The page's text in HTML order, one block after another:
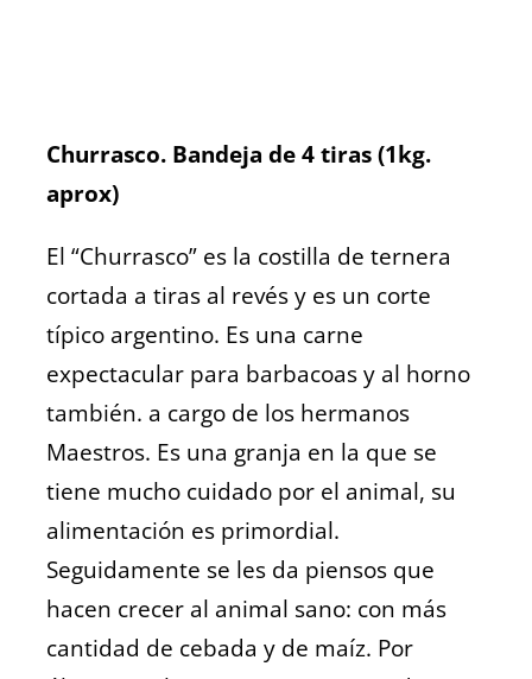
Churrasco. Bandeja de 4 tiras (1kg.
aprox)
El “Churrasco” es la costilla de ternera
cortada a tiras al revés y es un corte
típico argentino. Es una carne
expectacular para barbacoas y al horno
también. a cargo de los hermanos
Maestros. Es una granja en la que se
tiene mucho cuidado por el animal, su
alimentación es primordial.
Seguidamente se les da piensos que
hacen crecer al animal sano: con más
cantidad de cebada y de maíz. Por